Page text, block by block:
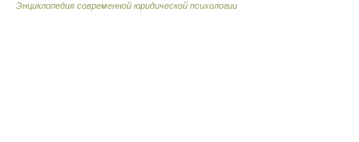
Энциклопедия современной юридической психологии